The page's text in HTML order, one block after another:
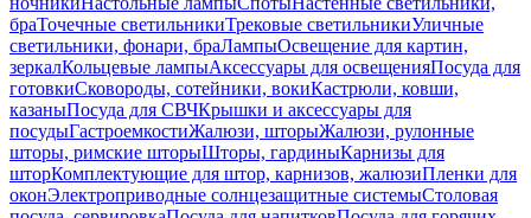
браТочечные светильникиТрековые светильникиУличные
светильники, фонари, браЛампыОсвещение для картин,
зеркалКольцевые лампыАксессуары для освещенияПосуда для
готовкиСковороды, сотейники, вокиКастрюли, ковши,
казаныПосуда для СВЧКрышки и аксессуары для
посудыГастроемкостиЖалюзи, шторыЖалюзи, рулонные
шторы, римские шторыШторы, гардиныКарнизы для
шторКомплектующие для штор, карнизов, жалюзиПленки для
оконЭлектроприводные солнцезащитные системыСтоловая